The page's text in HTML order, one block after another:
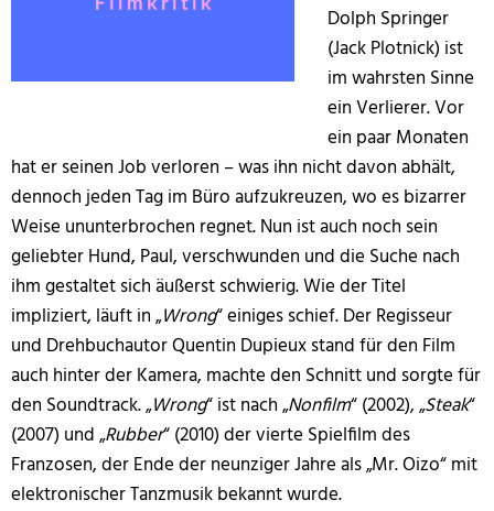
Dolph Springer
(Jack Plotnick) ist
im wahrsten Sinne
ein Verlierer. Vor
ein paar Monaten
hat er seinen Job verloren – was ihn nicht davon abhält,
dennoch jeden Tag im Büro aufzukreuzen, wo es bizarrer
Weise ununterbrochen regnet. Nun ist auch noch sein
geliebter Hund, Paul, verschwunden und die Suche nach
ihm gestaltet sich äußerst schwierig. Wie der Titel
impliziert, läuft in „Wrong“ einiges schief. Der Regisseur
und Drehbuchautor Quentin Dupieux stand für den Film
auch hinter der Kamera, machte den Schnitt und sorgte für
den Soundtrack. „Wrong“ ist nach „Nonfilm“ (2002), „Steak“
(2007) und „Rubber“ (2010) der vierte Spielfilm des
Franzosen, der Ende der neunziger Jahre als „Mr. Oizo“ mit
elektronischer Tanzmusik bekannt wurde.